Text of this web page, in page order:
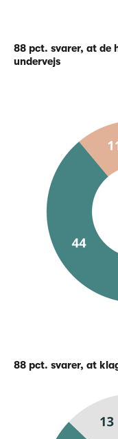
88 pct. svarer, at de
undervejs
88 pct. svarer, at